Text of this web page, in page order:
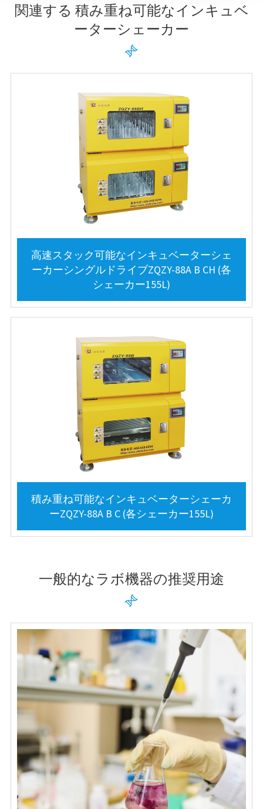
関連する 積み重ね可能なインキュベ
ーターシェーカー

高速スタック可能なインキュベーターシェ
ーカーシングルドライブZQZY-88A B CH (各
シェーカー155L)
積み重ね可能なインキュベーターシェーカ
ーZQZY-88A B C (各シェーカー155L)
一般的なラボ機器の推奨用途
